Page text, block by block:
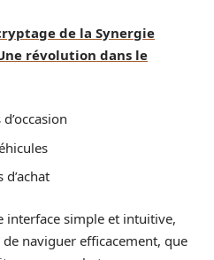
de la Synergie
révolution dans le
d’achat
interface simple et intuitive,
naviguer efficacement, que